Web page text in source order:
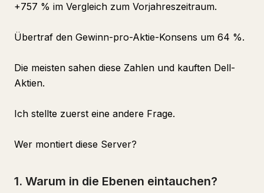
+757 % im Vergleich zum Vorjahreszeitraum.
Übertraf den Gewinn-pro-Aktie-Konsens um 64 %.
Die meisten sahen diese Zahlen und kauften Dell-
Aktien.
Ich stellte zuerst eine andere Frage.
Wer montiert diese Server?
1. Warum in die Ebenen eintauchen?